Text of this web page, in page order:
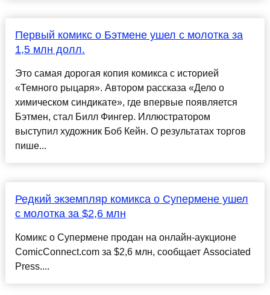
Первый комикс о Бэтмене ушел с молотка за
1,5 млн долл.
Это самая дорогая копия комикса с историей
«Темного рыцаря». Автором рассказа «Дело о
химическом синдикате», где впервые появляется
Бэтмен, стал Билл Фингер. Иллюстратором
выступил художник Боб Кейн. О результатах торгов
пише...
Редкий экземпляр комикса о Супермене ушел
с молотка за $2,6 млн
Комикс о Супермене продан на онлайн-аукционе
ComicConnect.com за $2,6 млн, сообщает Associated
Press....